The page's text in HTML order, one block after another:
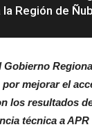
la Región de
Gobierno
mejorar el
los resultados
técnica a